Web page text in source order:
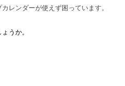
レンダーが使えず困っています。
うか。